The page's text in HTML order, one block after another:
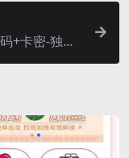
+卡密-独立